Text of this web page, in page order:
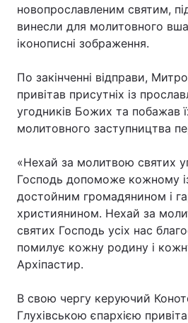
новопрославленим святим,
винесли для молитовного
іконописні зображення.
По закінченні відправи,
привітав присутніх із
угодників Божих та побажав
молитовного заступництва
«Нехай за молитвою святих
Господь допоможе кожному
достойним громадянином і
християнином. Нехай за
святих Господь усіх нас
помилує кожну родину і
Архіпастир.
В свою чергу керуючий
Глухівською єпархією